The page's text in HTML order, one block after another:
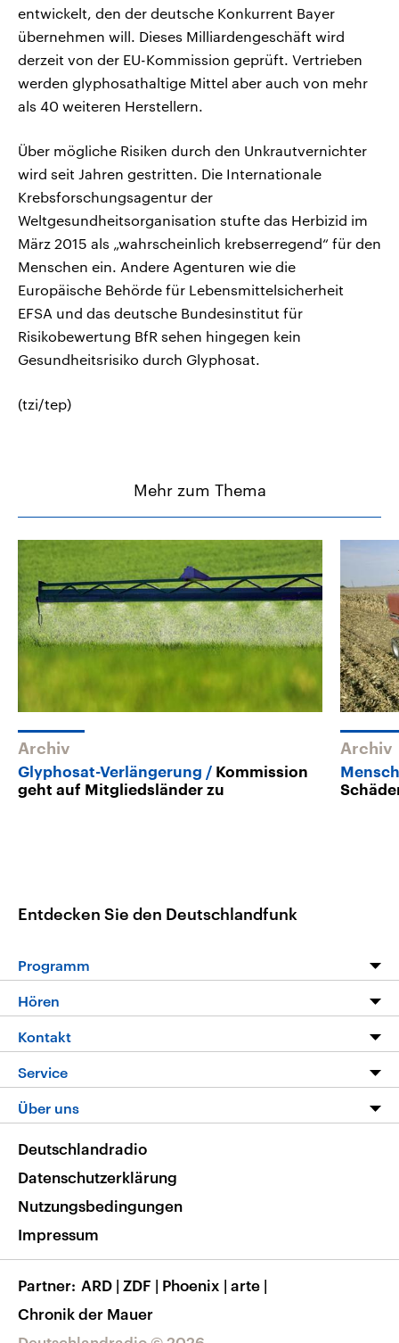
entwickelt, den der deutsche Konkurrent Bayer
übernehmen will. Dieses Milliardengeschäft wird
derzeit von der EU-Kommission geprüft. Vertrieben
werden glyphosathaltige Mittel aber auch von mehr
als 40 weiteren Herstellern.
Über mögliche Risiken durch den Unkrautvernichter
wird seit Jahren gestritten. Die Internationale
Krebsforschungsagentur der
Weltgesundheitsorganisation stufte das Herbizid im
März 2015 als „wahrscheinlich krebserregend“ für den
Menschen ein. Andere Agenturen wie die
Europäische Behörde für Lebensmittelsicherheit
EFSA und das deutsche Bundesinstitut für
Risikobewertung BfR sehen hingegen kein
Gesundheitsrisiko durch Glyphosat.
(tzi/tep)
Mehr zum Thema
Archiv
Glyphosat-Verlängerung
Kommission
geht auf Mitgliedsländer zu
Archiv
Entdecken Sie den Deutschlandfunk
Programm
Programm
Die Nachrichten
Nachrichtenleicht
Neue Beiträge auf dlf.de
Hören
Livestream
Podcasts
Deutschlandfunk App
Nachrichten App
Frequenzen
Kontakt
Hörerservice
Service
FAQ
Veranstaltungen
Musikliste
RSS
Über uns
Barrierefreiheit
Deutschlandradio
Datenschutzerklärung
Nutzungsbedingungen
Impressum
Partner ARD | ZDF | Phoenix | arte |
Chronik der Mauer